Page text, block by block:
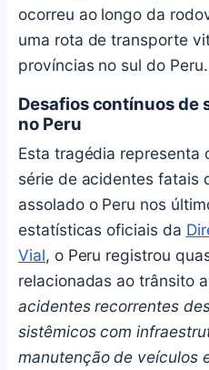
ocorreu ao longo da
uma rota de transporte
províncias no sul do Peru.
Desafios contínuos de
no Peru
Esta tragédia representa
série de acidentes fatais
assolado o Peru nos
estatísticas oficiais da
Vial, o Peru registrou
relacionadas ao trânsito
acidentes recorrentes
sistêmicos com
manutenção de veículos